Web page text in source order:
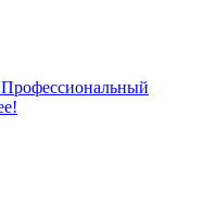
Профессиональный